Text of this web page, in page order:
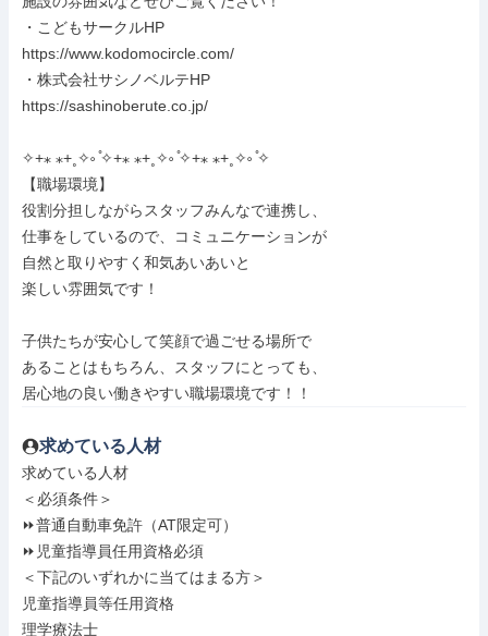
・こどもサークルHP
https://www.kodomocircle.com/
・株式会社サシノベルテHP
https://sashinoberute.co.jp/
✧+⁎ ⁎+˳✧༚ ̊✧+⁎ ⁎+˳✧༚ ̊✧+⁎ ⁎+˳✧༚ ̊✧
【職場環境】
役割分担しながらスタッフみんなで連携し、
仕事をしているので、コミュニケーションが
自然と取りやすく和気あいあいと
楽しい雰囲気です！
子供たちが安心して笑顔で過ごせる場所で
あることはもちろん、スタッフにとっても、
居心地の良い働きやすい職場環境です！！
求めている人材
求めている人材
＜必須条件＞
⏩普通自動車免許（AT限定可）
⏩児童指導員任用資格必須
＜下記のいずれかに当てはまる方＞
児童指導員等任用資格
理学療法士